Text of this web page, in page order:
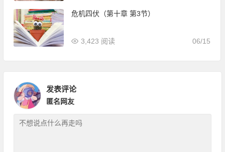
危机四伏（第十章 第3节）
06/15
3,423 阅读
发表评论
匿名网友